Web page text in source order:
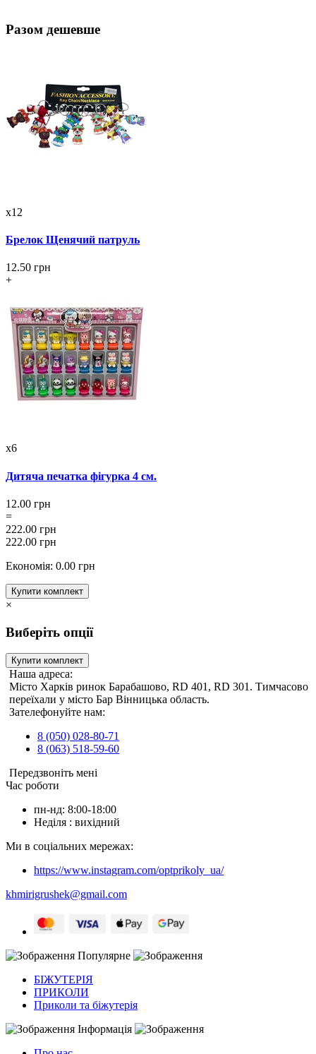
Разом дешевше
x12
Брелок Щенячий патруль
12.50 грн
+
x6
Дитяча печатка фігурка 4 см.
12.00 грн
=
222.00 грн
222.00 грн
Економія: 0.00 грн
Купити комплект
×
Виберіть опції
Купити комплект
Наша адреса:
Місто Харків ринок Барабашово, RD 401, RD 301. Тимчасово
переїхали у місто Бар Вінницька область.
Зателефонуйте нам:
8 (050) 028-80-71
8 (063) 518-59-60
Передзвоніть мені
Час роботи
пн-нд: 8:00-18:00
Неділя : вихідний
Ми в соціальних мережах:
https://www.instagram.com/optprikoly_ua/
khmirigrushek@gmail.com
Популярне
БІЖУТЕРІЯ
ПРИКОЛИ
Приколи та біжутерія
Інформація